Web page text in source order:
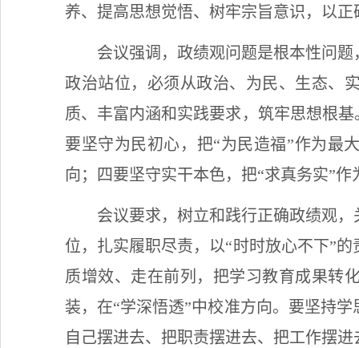
养、提高思想觉悟、树牢宗旨意识，以
会议强调，政绩观问题是根本性问
政治站位，必须从政治、为民、生态、
质、丰富内涵和实践要求，筑牢思想根
要坚守为民初心，把“为民造福”作为最
向；四要坚守实干本色，把“求真务实”作
会议要求，树立和践行正确政绩观
位，扎实履职尽责，以“时时放心不下”
质增效、走在前列，把学习教育成果转
装，在“学深悟透”中校准方向。要坚持
自己摆进去、把职责摆进去、把工作摆